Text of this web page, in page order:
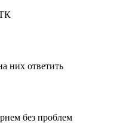
них ответить
без проблем